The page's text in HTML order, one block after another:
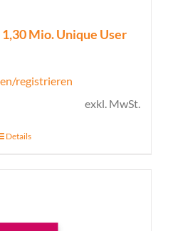
Mio. Unique User
registrieren
exkl. MwSt.
Details